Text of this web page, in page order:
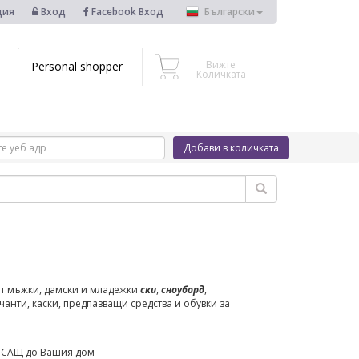
Вход Facebook Вход Български
Personal shopper Вижте
Количката
Добави в количката
мъжки, дамски и младежки ски, сноуборд,
каски, предпазващи средства и обувки за
САЩ до Вашия дом